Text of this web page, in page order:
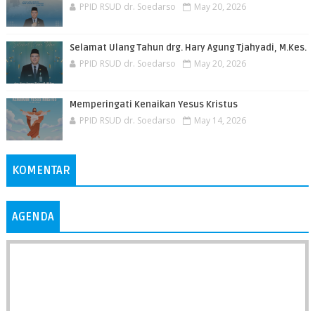
PPID RSUD dr. Soedarso May 20, 2026
Selamat Ulang Tahun drg. Hary Agung Tjahyadi, M.Kes.
PPID RSUD dr. Soedarso May 20, 2026
Memperingati Kenaikan Yesus Kristus
PPID RSUD dr. Soedarso May 14, 2026
KOMENTAR
AGENDA